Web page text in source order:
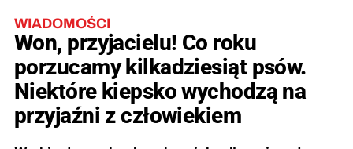
WIADOMOŚCI
Won, przyjacielu! Co roku
porzucamy kilkadziesiąt psów.
Niektóre kiepsko wychodzą na
przyjaźni z człowiekiem